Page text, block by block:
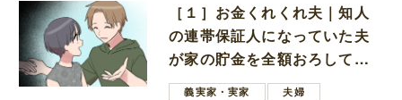
［１］お金くれくれ夫｜知人
の連帯保証人になっていた夫
が家の貯金を全額おろしてほ
しいと言ってきた
義実家・実家
夫婦